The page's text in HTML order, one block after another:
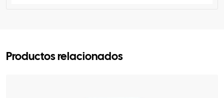
Productos relacionados